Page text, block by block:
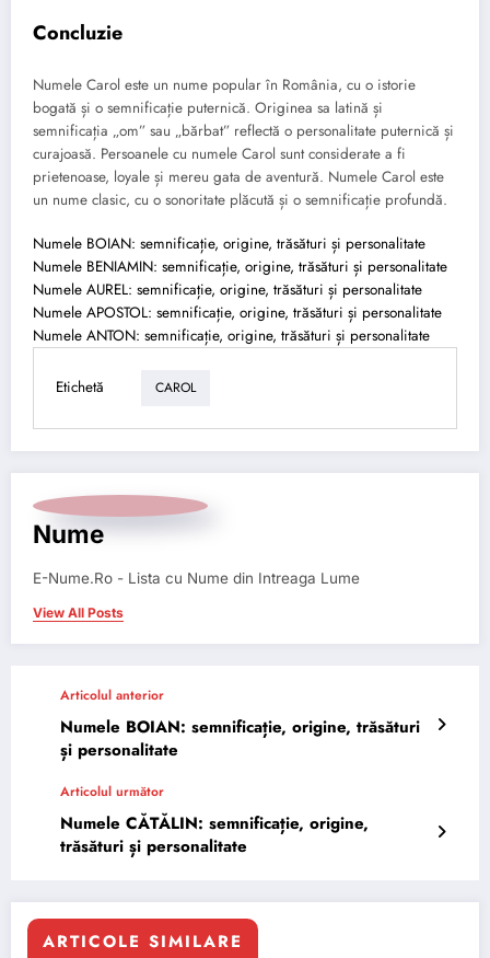
Concluzie
Numele Carol este un nume popular în România, cu o istorie
bogată și o semnificație puternică. Originea sa latină și
semnificația „om” sau „bărbat” reflectă o personalitate puternică și
curajoasă. Persoanele cu numele Carol sunt considerate a fi
prietenoase, loyale și mereu gata de aventură. Numele Carol este
un nume clasic, cu o sonoritate plăcută și o semnificație profundă.
Numele BOIAN: semnificație, origine, trăsături și personalitate
Numele BENIAMIN: semnificație, origine, trăsături și personalitate
Numele AUREL: semnificație, origine, trăsături și personalitate
Numele APOSTOL: semnificație, origine, trăsături și personalitate
Numele ANTON: semnificație, origine, trăsături și personalitate
Etichetă CAROL
Nume
E-Nume.Ro - Lista cu Nume din Intreaga Lume
View All Posts
Articolul anterior
Numele BOIAN: semnificație, origine, trăsături
și personalitate
Articolul următor
Numele CĂTĂLIN: semnificație, origine,
trăsături și personalitate
ARTICOLE SIMILARE